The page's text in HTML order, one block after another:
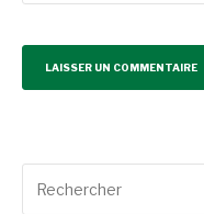
Recherche